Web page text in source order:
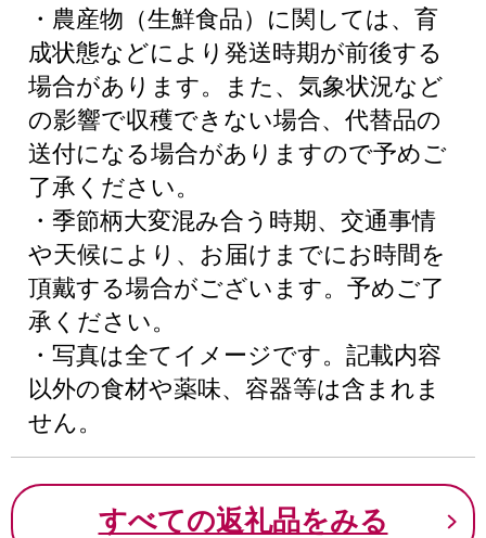
・農産物（生鮮食品）に関しては、育
成状態などにより発送時期が前後する
場合があります。また、気象状況など
の影響で収穫できない場合、代替品の
送付になる場合がありますので予めご
了承ください。
・季節柄大変混み合う時期、交通事情
や天候により、お届けまでにお時間を
頂戴する場合がございます。予めご了
承ください。
・写真は全てイメージです。記載内容
以外の食材や薬味、容器等は含まれま
せん。
すべての返礼品をみる